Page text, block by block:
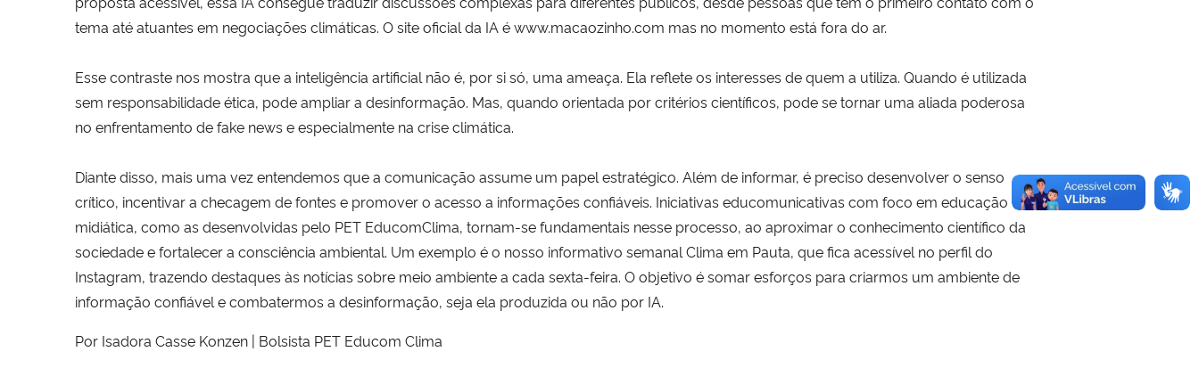
tema até atuantes em negociações climáticas. O site oficial da IA é www.macaozinho.com mas no momento está fora do ar.
Esse contraste nos mostra que a inteligência artificial não é, por si só, uma ameaça. Ela reflete os interesses de quem a utiliza. Quando é utilizada
sem responsabilidade ética, pode ampliar a desinformação. Mas, quando orientada por critérios científicos, pode se tornar uma aliada poderosa
no enfrentamento de fake news e especialmente na crise climática.
Diante disso, mais uma vez entendemos que a comunicação assume um papel estratégico. Além de informar, é preciso desenvolver o senso
crítico, incentivar a checagem de fontes e promover o acesso a informações confiáveis. Iniciativas educomunicativas com foco em educação
midiática, como as desenvolvidas pelo PET EducomClima, tornam-se fundamentais nesse processo, ao aproximar o conhecimento científico da
sociedade e fortalecer a consciência ambiental. Um exemplo é o nosso informativo semanal Clima em Pauta, que fica acessível no perfil do
Instagram, trazendo destaques às notícias sobre meio ambiente a cada sexta-feira. O objetivo é somar esforços para criarmos um ambiente de
informação confiável e combatermos a desinformação, seja ela produzida ou não por IA.
Por Isadora Casse Konzen | Bolsista PET Educom Clima